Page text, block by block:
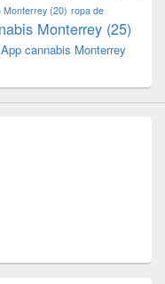
Monterrey (20) ropa de
Monterrey (25)
cannabis Monterrey